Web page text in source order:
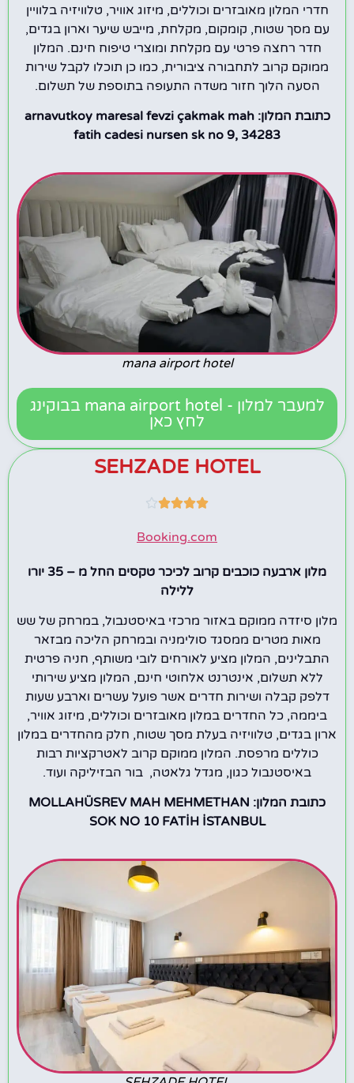
חדרי המלון מאובזרים וכוללים, מיזוג אוויר, טלוויזיה בלוויין
עם מסך שטוח, קומקום, מקלחת, מייבש שיער וארון בגדים,
חדר רחצה פרטי עם מקלחת ומוצרי טיפוח חינם. המלון
ממוקם קרוב לתחבורה ציבורית, כמו כן תוכלו לקבל שירות
הסעה הלוך חזור משדה התעופה בתוספת של תשלום.
כתובת המלון: arnavutkoy maresal fevzi çakmak mah
fatih cadesi nursen sk no 9, 34283
mana airport hotel
למעבר למלון - mana airport hotel בבוקינג
לחץ כאן
SEHZADE HOTEL





Booking.com
מלון ארבעה כוכבים קרוב לכיכר טקסים החל מ – 35 יורו
ללילה
מלון סיזדה ממוקם באזור מרכזי באיסטנבול, במרחק של שש
מאות מטרים ממסגד סולימניה ובמרחק הליכה מבזאר
התבלינים, המלון מציע לאורחים לובי משותף, חניה פרטית
ללא תשלום, אינטרנט אלחוטי חינם, המלון מציע שירותי
דלפק קבלה ושירות חדרים אשר פועל עשרים וארבע שעות
ביממה, כל החדרים במלון מאובזרים וכוללים, מיזוג אוויר,
ארון בגדים, טלוויזיה בעלת מסך שטוח, חלק מהחדרים במלון
כוללים מרפסת. המלון ממוקם קרוב לאטרקציות רבות
באיסטנבול כגון, מגדל גלאטה, בור הבזיליקה ועוד.
כתובת המלון: MOLLAHÜSREV MAH MEHMETHAN
SOK NO 10 FATİH İSTANBUL